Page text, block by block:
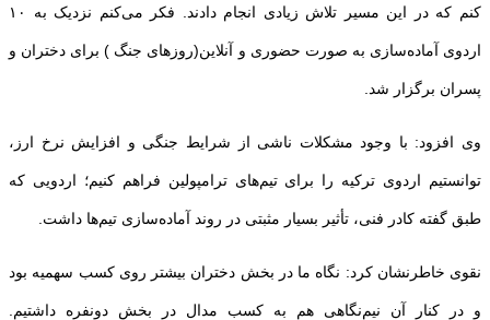
کنم که در این مسیر تلاش زیادی انجام دادند. فکر می‌کنم نزدیک به ۱۰
اردوی آماده‌سازی به صورت حضوری و آنلاین(روزهای جنگ ) برای دختران و
پسران برگزار شد.
وی افزود: با وجود مشکلات ناشی از شرایط جنگی و افزایش نرخ ارز،
توانستیم اردوی ترکیه را برای تیم‌های ترامپولین فراهم کنیم؛ اردویی که
طبق گفته کادر فنی، تأثیر بسیار مثبتی در روند آماده‌سازی تیم‌ها داشت.
نقوی خاطرنشان کرد: نگاه ما در بخش دختران بیشتر روی کسب سهمیه بود
و در کنار آن نیم‌نگاهی هم به کسب مدال در بخش دونفره داشتیم.